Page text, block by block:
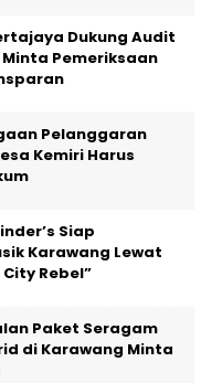
Dukung Audit
Pemeriksaan
Pelanggaran
Kemiri Harus
Siap
Karawang Lewat
Rebel”
Paket Seragam
di Karawang Minta